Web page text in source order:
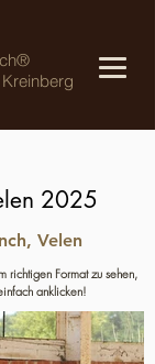
2025
Velen
richtigen Format zu sehen,
anklicken!